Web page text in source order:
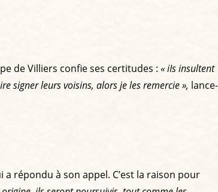
de Villiers confie ses certitudes : « iIs insultent
signer leurs voisins, alors je les remercie », lance-
répondu à son appel. C’est la raison pour